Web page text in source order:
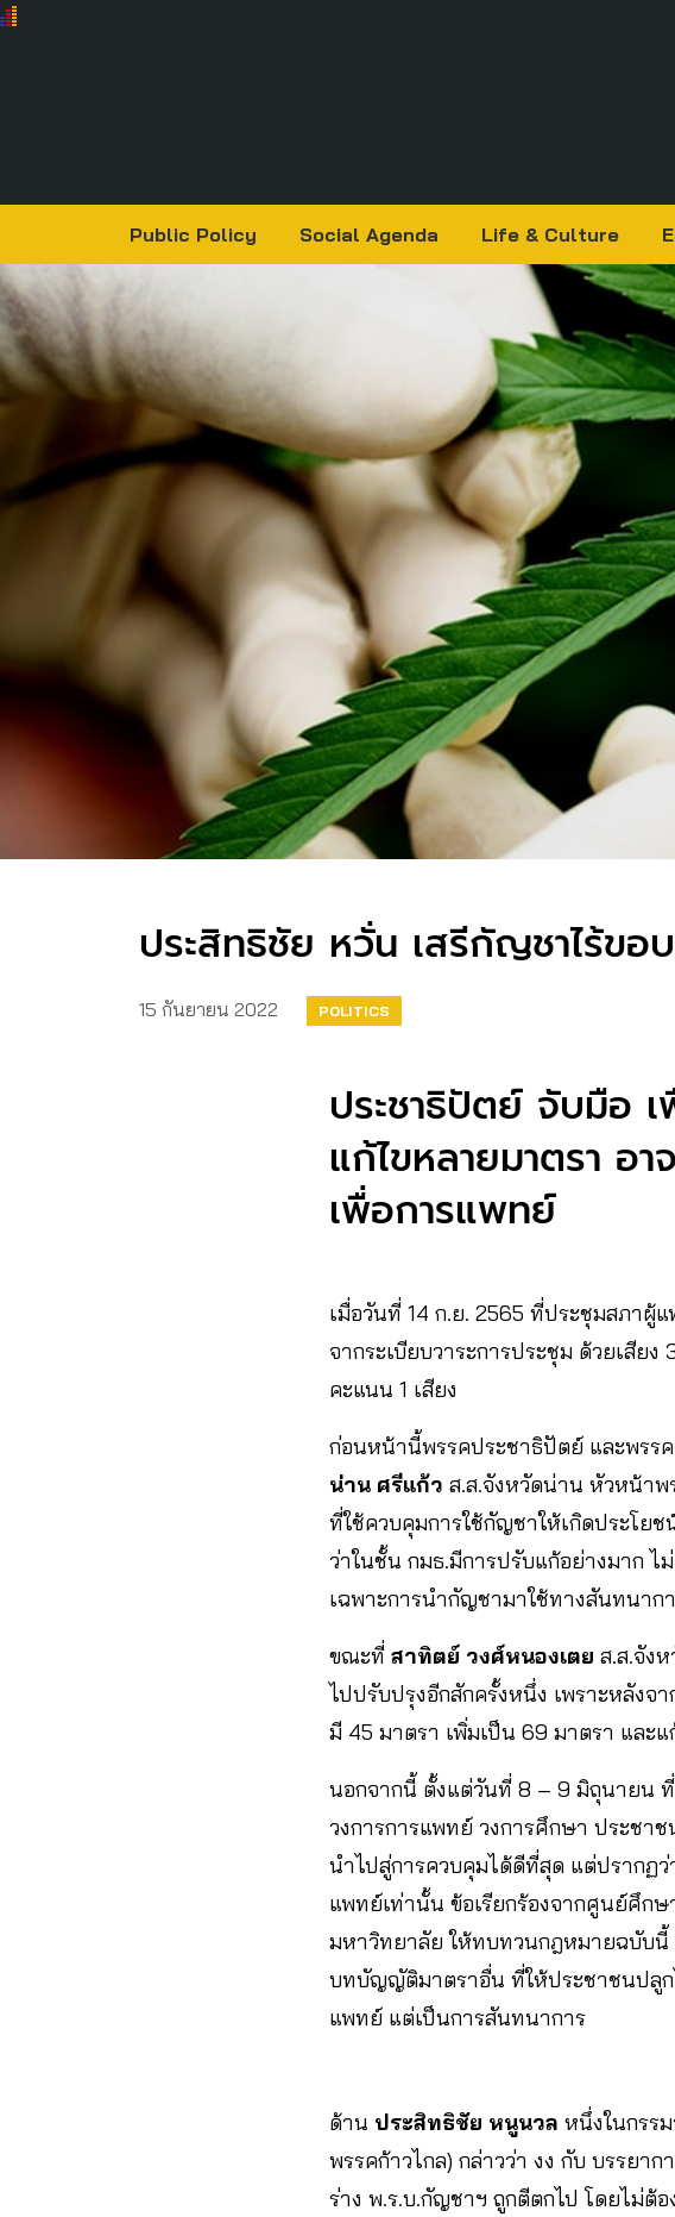
Public Policy Social Agenda Life & Culture
ประสิทธิชัย หวั่น เสรีกัญชาไร้ข
15 กันยายน 2022
POLITICS
ประชาธิปัตย์ จับมือ
แก้ไขหลายมาตรา อ
เพื่อการแพทย์
เมื่อวันที่ 14 ก.ย. 2565 ที่ประชุมสภา
จากระเบียบวาระการประชุม ด้วยเสียง
คะแนน 1 เสียง
ก่อนหน้านี้พรรคประชาธิปัตย์ และพรร
น่าน ศรีแก้ว ส.ส.จังหวัดน่าน หัวหน้าพ
ที่ใช้ควบคุมการใช้กัญชาให้เกิดประโย
ว่าในชั้น กมธ.มีการปรับแก้อย่างมาก ไ
เฉพาะการนำกัญชามาใช้ทางสันทนาก
ขณะที่ สาทิตย์ วงศ์หนองเตย ส.ส.จัง
ไปปรับปรุงอีกสักครั้งหนึ่ง เพราะหลังจ
มี 45 มาตรา เพิ่มเป็น 69 มาตรา และ
นอกจากนี้ ตั้งแต่วันที่ 8 – 9 มิถุนายน
วงการการแพทย์ วงการศึกษา ประชา
นำไปสู่การควบคุมได้ดีที่สุด แต่ปรากฏ
แพทย์เท่านั้น ข้อเรียกร้องจากศูนย์ศึ
มหาวิทยาลัย ให้ทบทวนกฎหมายฉบับนี้
บทบัญญัติมาตราอื่น ที่ให้ประชาชนปลูก
แพทย์ แต่เป็นการสันทนาการ
ด้าน ประสิทธิชัย หนูนวล หนึ่งในกรร
พรรคก้าวไกล) กล่าวว่า งง กับ บรรยา
ร่าง พ.ร.บ.กัญชาฯ ถูกตีตกไป โดยไม่ต้